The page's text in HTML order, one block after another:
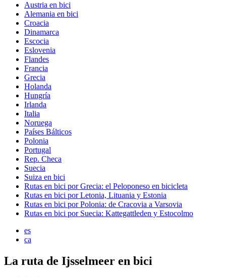
Austria en bici
Alemania en bici
Croacia
Dinamarca
Escocia
Eslovenia
Flandes
Francia
Grecia
Holanda
Hungría
Irlanda
Italia
Noruega
Países Bálticos
Polonia
Portugal
Rep. Checa
Suecia
Suiza en bici
Rutas en bici por Grecia: el Peloponeso en bicicleta
Rutas en bici por Letonia, Lituania y Estonia
Rutas en bici por Polonia: de Cracovia a Varsovia
Rutas en bici por Suecia: Kattegattleden y Estocolmo
es
ca
La ruta de Ijsselmeer en bici